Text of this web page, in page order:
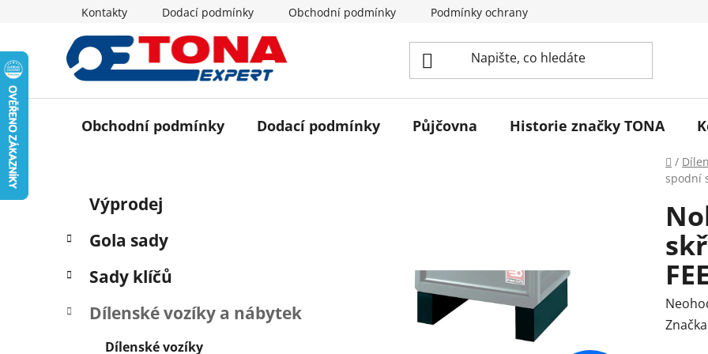
Kontakty Dodací podmínky Obchodní podmínky Podmínky ochrany osobních údajů
Obchodní podmínky Dodací podmínky Půjčovna Historie značky TONA
Domů
/
spodní
s
r
n
Přeskočit
kategorie
e
o
i
Výprodej
Gola sady
Sady klíčů
Dílenské vozíky a nábytek
Dílenské vozíky